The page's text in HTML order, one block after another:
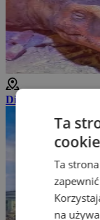
DinoPark Plaza
Ta
cookie
Ta
na